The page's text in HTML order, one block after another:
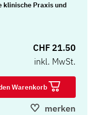
klinische Praxis und
CHF 21.50
inkl. MwSt.
Warenkorb
merken